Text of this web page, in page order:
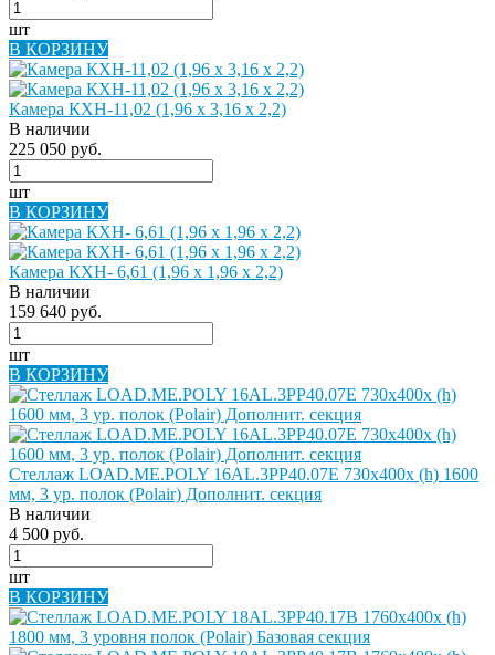
шт
В КОРЗИНУ
Камера КХН-11,02 (1,96 х 3,16 х 2,2)
В наличии
225 050 руб.
шт
В КОРЗИНУ
Камера КХН- 6,61 (1,96 х 1,96 х 2,2)
В наличии
159 640 руб.
шт
В КОРЗИНУ
Стеллаж LOAD.ME.POLY 16AL.3PP40.07E 730х400х (h) 1600
мм, 3 ур. полок (Polair) Дополнит. секция
В наличии
4 500 руб.
шт
В КОРЗИНУ